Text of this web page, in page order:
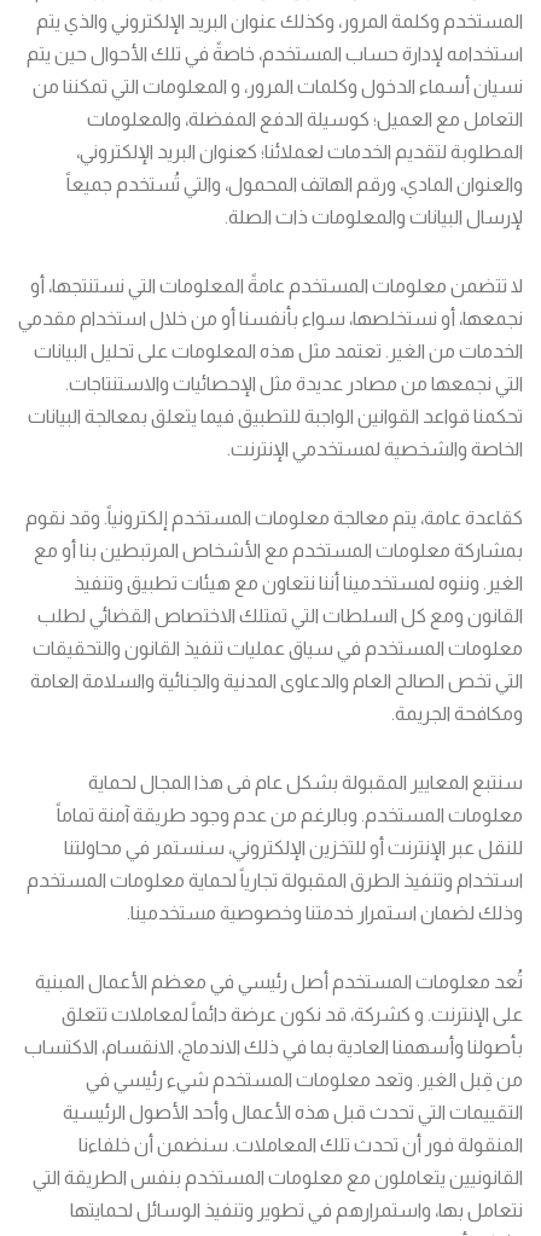
المستخدم وكلمة المرور، وكذلك عنوان البريد الإلكتروني والذي يتم
استخدامه لإدارة حساب المستخدم، خاصةً في تلك الأحوال حين يتم
نسيان أسماء الدخول وكلمات المرور، و المعلومات التي تمكننا من
التعامل مع العميل؛ كوسيلة الدفع المفضلة، والمعلومات
المطلوبة لتقديم الخدمات لعملائنا؛ كعنوان البريد الإلكتروني،
والعنوان المادي، ورقم الهاتف المحمول، والتي تُستخدم جميعاً
لإرسال البيانات والمعلومات ذات الصلة.
لا تتضمن معلومات المستخدم عامةً المعلومات التي نستنتجها، أو
نجمعها، أو نستخلصها، سواء بأنفسنا أو من خلال استخدام مقدمي
الخدمات من الغير. تعتمد مثل هذه المعلومات على تحليل البيانات
التي نجمعها من مصادر عديدة مثل الإحصائيات والاستنتاجات.
تحكمنا قواعد القوانين الواجبة للتطبيق فيما يتعلق بمعالجة البيانات
الخاصة والشخصية لمستخدمي الإنترنت.
كقاعدة عامة، يتم معالجة معلومات المستخدم إلكترونياً. وقد نقوم
بمشاركة معلومات المستخدم مع الأشخاص المرتبطين بنا أو مع
الغير. وننوه لمستخدمينا أننا نتعاون مع هيئات تطبيق وتنفيذ
القانون ومع كل السلطات التي تمتلك الاختصاص القضائي لطلب
معلومات المستخدم في سياق عمليات تنفيذ القانون والتحقيقات
التي تخص الصالح العام والدعاوى المدنية والجنائية والسلامة العامة
ومكافحة الجريمة.
سنتبع المعايير المقبولة بشكل عام فى هذا المجال لحماية
معلومات المستخدم. وبالرغم من عدم وجود طريقة آمنة تماماً
للنقل عبر الإنترنت أو للتخزين الإلكتروني، سنستمر في محاولتنا
استخدام وتنفيذ الطرق المقبولة تجارياً لحماية معلومات المستخدم
وذلك لضمان استمرار خدمتنا وخصوصية مستخدمينا.
تُعد معلومات المستخدم أصل رئيسي في معظم الأعمال المبنية
على الإنترنت. و كشركة، قد نكون عرضة دائماً لمعاملات تتعلق
بأصولنا وأسهمنا العادية بما في ذلك الاندماج، الانقسام، الاكتساب
من قِبل الغير. وتعد معلومات المستخدم شيء رئيسي في
التقييمات التي تحدث قبل هذه الأعمال وأحد الأصول الرئيسية
المنقولة فور أن تحدث تلك المعاملات. سنضمن أن خلفاءنا
القانونيين يتعاملون مع معلومات المستخدم بنفس الطريقة التي
نتعامل بها، واستمرارهم في تطوير وتنفيذ الوسائل لحمايتها